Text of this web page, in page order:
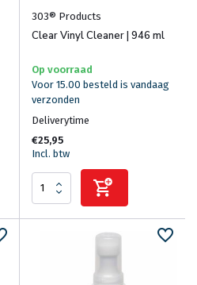
303® Products
Clear Vinyl Cleaner | 946 ml
Op voorraad
Voor 15.00 besteld is vandaag
verzonden
Deliverytime
€25,95
Incl. btw